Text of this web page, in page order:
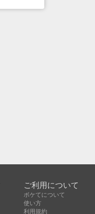
ご利用について
ボケてについて
使い方
利用規約